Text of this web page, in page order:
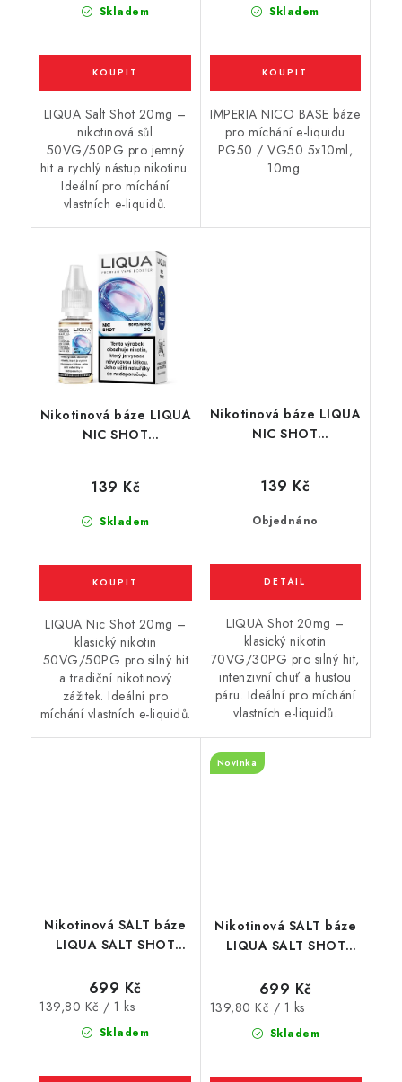
Skladem
LIQUA Salt Shot 20mg –
nikotinová sůl
50VG/50PG pro jemný
hit a rychlý nástup nikotinu.
Ideální pro míchání
vlastních e-liquidů.
Skladem
IMPERIA NICO BASE báze
pro míchání e-liquidu
PG50 / VG50 5x10ml,
10mg.
Nikotinová báze LIQUA
NIC SHOT
Skladem
139 Kč
LIQUA Nic Shot 20mg –
klasický nikotin
50VG/50PG pro silný hit
a tradiční nikotinový
zážitek. Ideální pro
míchání vlastních e-liquidů.
Nikotinová báze LIQUA
NIC SHOT
Objednáno
139 Kč
LIQUA Shot 20mg –
klasický nikotin
70VG/30PG pro silný hit,
intenzivní chuť a hustou
páru. Ideální pro míchání
vlastních e-liquidů.
Nikotinová SALT báze
LIQUA SALT SHOT
/ 20mg
Skladem
699 Kč
Měrná
139,80 Kč / 1 ks
Nikotinová SALT báze
LIQUA SALT SHOT
/ 5mg
Novinka
Skladem
699 Kč
Měrná
139,80 Kč / 1 ks